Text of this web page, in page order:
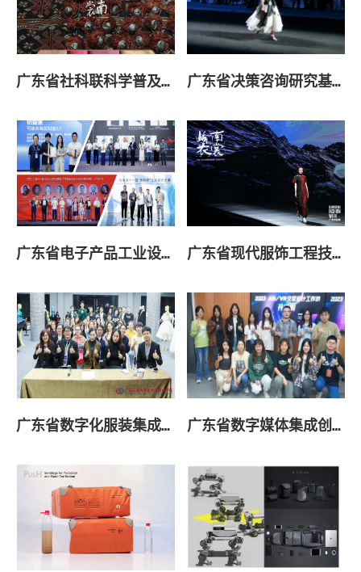
广东省社科联科学普及基地——岭南衣裳 广东省决策咨询研究基地-岭南传统纺织服饰文化创新研究中心
广东省电子产品工业设计工程研究中心 广东省现代服饰工程技术研究中心
广东省数字化服装集成创新工程技术研究中心 广东省数字媒体集成创新工程技术研究中心